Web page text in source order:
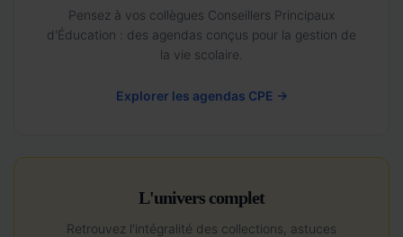
Pensez à vos collègues Conseillers Principaux
d'Éducation : des agendas conçus pour la gestion de
la vie scolaire.
Explorer les agendas CPE →
L'univers complet
Retrouvez l'intégralité des collections, astuces